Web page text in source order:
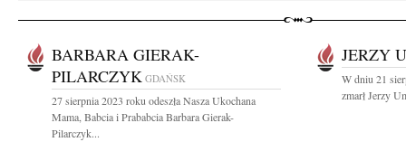
BARBARA GIERAK-
PILARCZYK GDAŃSK
27 sierpnia 2023 roku odeszła Nasza Ukochana
Mama, Babcia i Prababcia Barbara Gierak-
Pilarczyk...
JERZY
W dniu 21
zmarł Jerzy